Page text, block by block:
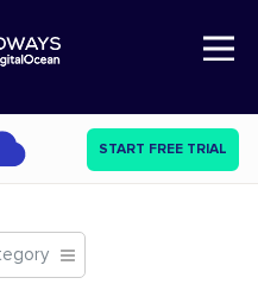
Open Nav
START FREE TRIAL